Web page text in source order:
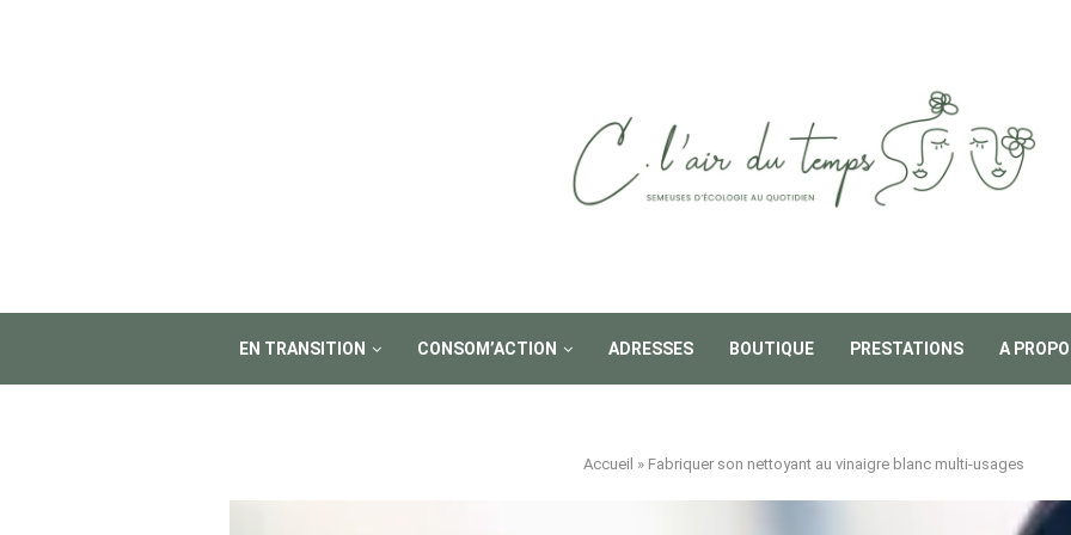
EN TRANSITION CONSOM’ACTION ADRESSES BOUTIQUE PRESTATIONS A
Accueil » Fabriquer son nettoyant au vinaigre blanc multi-usages